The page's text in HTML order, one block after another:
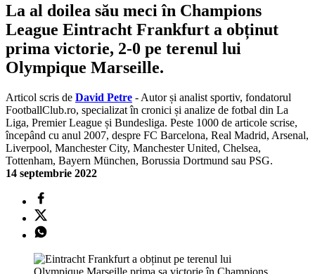
La al doilea său meci în Champions
League Eintracht Frankfurt a obținut
prima victorie, 2-0 pe terenul lui
Olympique Marseille.
Articol scris de David Petre - Autor și analist sportiv, fondatorul
FootballClub.ro, specializat în cronici și analize de fotbal din La
Liga, Premier League și Bundesliga. Peste 1000 de articole scrise,
începând cu anul 2007, despre FC Barcelona, Real Madrid, Arsenal,
Liverpool, Manchester City, Manchester United, Chelsea,
Tottenham, Bayern München, Borussia Dortmund sau PSG.
14 septembrie 2022